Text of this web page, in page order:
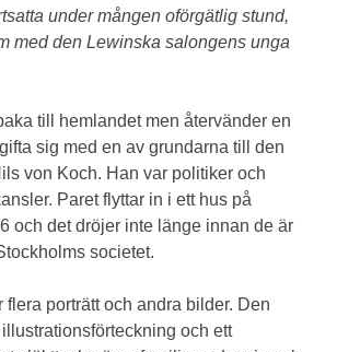
under mången oförgätlig stund,
med den Lewinska salongens unga
till hemlandet men återvänder en
sig med en av grundarna till den
von Koch. Han var politiker och
Paret flyttar in i ett hus på
och det dröjer inte länge innan de är
societet.
flera porträtt och andra bilder. Den
och ett